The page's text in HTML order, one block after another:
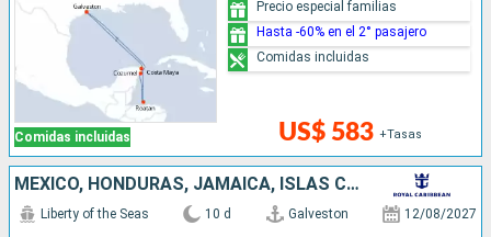
Comidas incluidas US$ 583 +Tasas
Precio especial familias
Hasta -60% en el 2° pasajero
Comidas incluidas
MÉXICO, HONDURAS, JAMAICA, ISLAS CAIMÁN, ESTADOS UNIDOS
Liberty of the Seas 10 d Galveston 12/08/2027